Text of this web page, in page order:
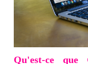
Qu'est-ce que